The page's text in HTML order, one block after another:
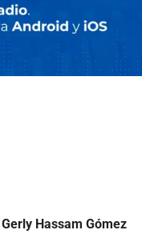
Gerly Hassam Gómez